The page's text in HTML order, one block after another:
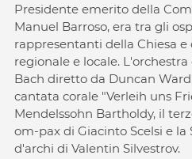
Presidente emerito della
Manuel Barroso, era tra gli
rappresentanti della Chiesa
regionale e locale.
Bach diretto da Duncan
cantata corale "Verleih uns
Mendelssohn Bartholdy, il
om-pax di Giacinto Scelsi e
d'archi di Valentin Silvestrov.